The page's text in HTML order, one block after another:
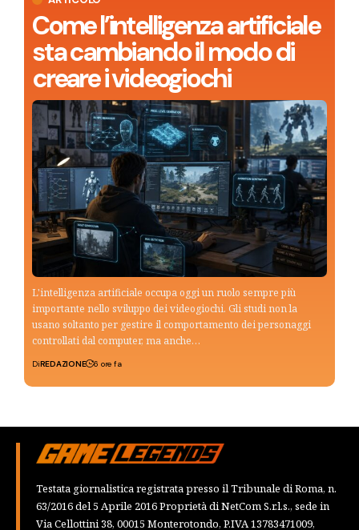
Come l’intelligenza artificiale
sta cambiando il modo di
creare i videogiochi
L'intelligenza artificiale occupa oggi un ruolo sempre più
importante nello sviluppo dei videogiochi. Gli studi non la
usano soltanto per gestire il comportamento dei personaggi
controllati dal computer, ma anche…
DiREDAZIONE 6 ore fa
Testata giornalistica registrata presso il Tribunale di Roma, n.
63/2016 del 5 Aprile 2016 Proprietà di NetCom S.r.l.s., sede in
Via Cellottini 38, 00015 Monterotondo, P.IVA 13783471009,